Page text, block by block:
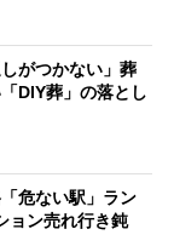
がつかない」葬
DIY葬」の落とし
危ない駅」ラン
ョン売れ行き鈍